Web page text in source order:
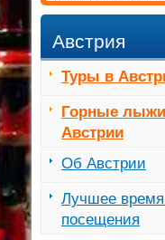
Австрия
Туры в
Горные
Австрии
Об Австрии
Лучшее
посещения